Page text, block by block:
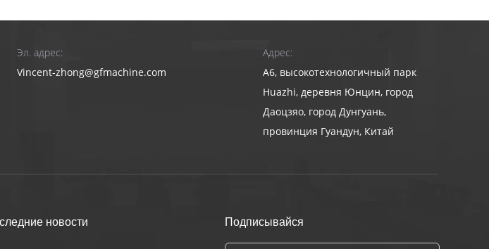
Эл. адрес:
Vincent-zhong@gfmachine.com
Адрес:
A6, высокотехнологичный парк
Huazhi, деревня Юнцин, город
Даоцзяо, город Дунгуань,
провинция Гуандун, Китай
новости Подписывайся